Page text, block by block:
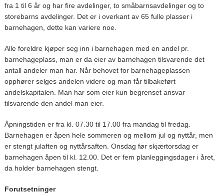
fra 1 til 6 år og har fire avdelinger, to småbarnsavdelinger og to
storebarns avdelinger. Det er i overkant av 65 fulle plasser i
barnehagen, dette kan variere noe.
Alle foreldre kjøper seg inn i barnehagen med en andel pr.
barnehageplass, man er da eier av barnehagen tilsvarende det
antall andeler man har. Når behovet for barnehageplassen
opphører selges andelen videre og man får tilbakeført
andelskapitalen. Man har som eier kun begrenset ansvar
tilsvarende den andel man eier.
Åpningstiden er fra kl. 07.30 til 17.00 fra mandag til fredag.
Barnehagen er åpen hele sommeren og mellom jul og nyttår, men
er stengt julaften og nyttårsaften. Onsdag før skjærtorsdag er
barnehagen åpen til kl. 12.00. Det er fem planleggingsdager i året,
da holder barnehagen stengt.
Forutsetninger